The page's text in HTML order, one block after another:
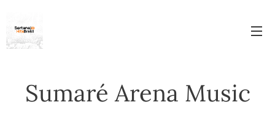
Sumaré Arena Music